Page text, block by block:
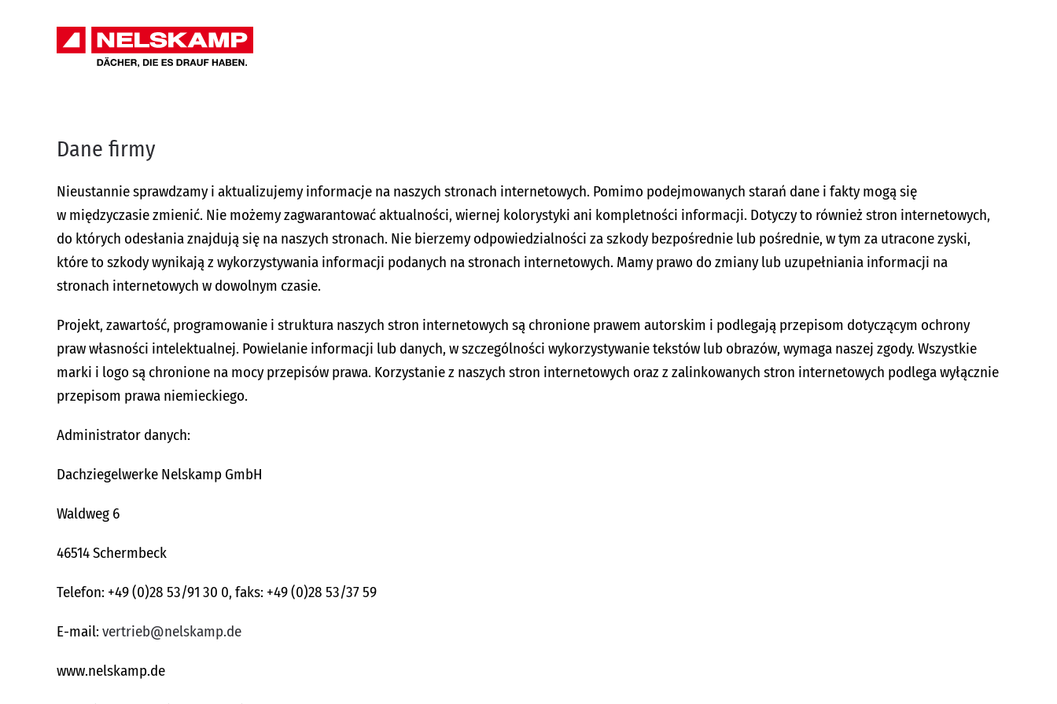
Przejdź do głównej treści
Dane firmy
Nieustannie sprawdzamy i aktualizujemy informacje na naszych stronach internetowych. Pomimo podejmowanych starań dane i fakty mogą się
w międzyczasie zmienić. Nie możemy zagwarantować aktualności, wiernej kolorystyki ani kompletności informacji. Dotyczy to również stron internetowych,
do których odesłania znajdują się na naszych stronach. Nie bierzemy odpowiedzialności za szkody bezpośrednie lub pośrednie, w tym za utracone zyski,
które to szkody wynikają z wykorzystywania informacji podanych na stronach internetowych. Mamy prawo do zmiany lub uzupełniania informacji na
stronach internetowych w dowolnym czasie.
Projekt, zawartość, programowanie i struktura naszych stron internetowych są chronione prawem autorskim i podlegają przepisom dotyczącym ochrony
praw własności intelektualnej. Powielanie informacji lub danych, w szczególności wykorzystywanie tekstów lub obrazów, wymaga naszej zgody. Wszystkie
marki i logo są chronione na mocy przepisów prawa. Korzystanie z naszych stron internetowych oraz z zalinkowanych stron internetowych podlega wyłącznie
przepisom prawa niemieckiego.
Administrator danych:
Dachziegelwerke Nelskamp GmbH
Waldweg 6
46514 Schermbeck
Telefon: +49 (0)28 53/91 30 0, faks: +49 (0)28 53/37 59
E-mail: vertrieb@nelskamp.de
www.nelskamp.de